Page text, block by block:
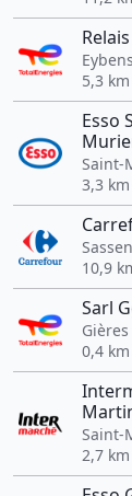
Eybens
5,3 km
Esso
Saint-
3,3 km
10,9
Sarl
Gières
0,4 km
Saint-
2,7 km